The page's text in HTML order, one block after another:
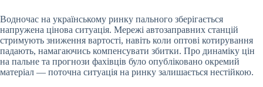
Водночас на українському ринку пального зберігається
напружена цінова ситуація. Мережі автозаправних станцій
стримують зниження вартості, навіть коли оптові котирування
падають, намагаючись компенсувати збитки. Про динаміку цін
на пальне та прогнози фахівців було опубліковано окремий
матеріал — поточна ситуація на ринку залишається нестійкою.